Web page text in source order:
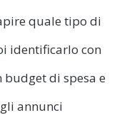
quale tipo di
identificarlo con
budget di spesa e
annunci